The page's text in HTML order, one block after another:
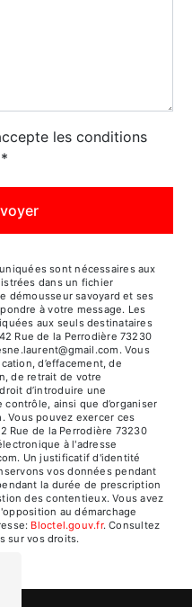
les conditions
sont nécessaires aux
dans un fichier
démousseur savoyard et ses
à votre message. Les
aux seuls destinataires
Rue de la Perrodière 73230
Vous
d’effacement, de
de retrait de votre
d’introduire une
ainsi que d’organiser
Vous pouvez exercer ces
Rue de la Perrodière 73230
à l'adresse
Un justificatif d'identité
vos données pendant
la durée de prescription
des contentieux. Vous avez
au démarchage
Bloctel.gouv.fr. Consultez
sur vos droits.